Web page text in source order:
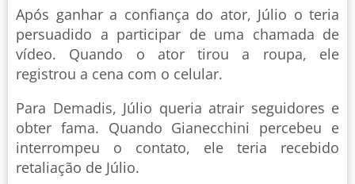
Após ganhar a confiança do ator, Júlio o teria
persuadido a participar de uma chamada de
vídeo. Quando o ator tirou a roupa, ele
registrou a cena com o celular.
Para Demadis, Júlio queria atrair seguidores e
obter fama. Quando Gianecchini percebeu e
interrompeu o contato, ele teria recebido
retaliação de Júlio.